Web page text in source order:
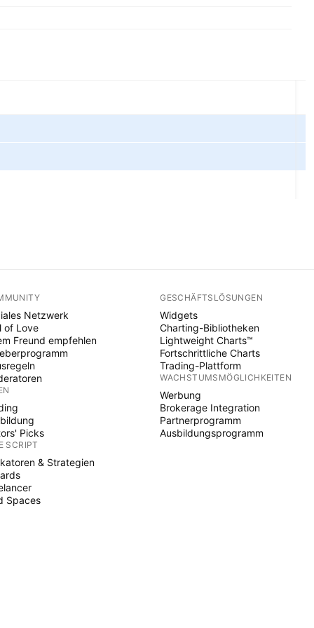
Netzwerk
of Love
Freund empfehlen
Picks
SCRIPT
& Strategien
Spaces
GESCHÄFTSLÖSUNGEN
Widgets
Charting-Bibliotheken
Lightweight Charts™
Fortschrittliche Charts
Trading-Plattform
WACHSTUMSMÖGLICHKEITEN
Werbung
Brokerage Integration
Partnerprogramm
Ausbildungsprogramm